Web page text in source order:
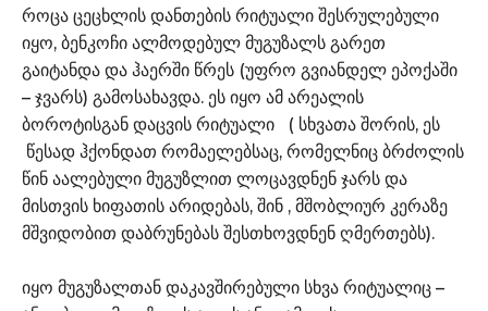
როცა ცეცხლის დანთების რიტუალი შესრულებული
იყო, ბენკოჩი ალმოდებულ მუგუზალს გარეთ
გაიტანდა და ჰაერში წრეს (უფრო გვიანდელ ეპოქაში
– ჯვარს) გამოსახავდა. ეს იყო ამ არეალის
ბოროტისგან დაცვის რიტუალი ( სხვათა შორის, ეს
წესად ჰქონდათ რომაელებსაც, რომელნიც ბრძოლის
წინ აალებული მუგუზლით ლოცავდნენ ჯარს და
მისთვის ხიფათის არიდებას, შინ , მშობლიურ კერაზე
მშვიდობით დაბრუნებას შესთხოვდნენ ღმერთებს).
იყო მუგუზალთან დაკავშირებული სხვა რიტუალიც –